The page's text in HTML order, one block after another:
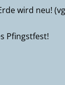
wird neu!
Pfingstfest!